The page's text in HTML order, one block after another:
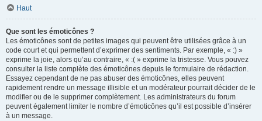
Haut
Que sont les émoticônes ?
Les émoticônes sont de petites images qui peuvent être utilisées grâce à un
code court et qui permettent d’exprimer des sentiments. Par exemple, « :) »
exprime la joie, alors qu’au contraire, « :( » exprime la tristesse. Vous pouvez
consulter la liste complète des émoticônes depuis le formulaire de rédaction.
Essayez cependant de ne pas abuser des émoticônes, elles peuvent
rapidement rendre un message illisible et un modérateur pourrait décider de le
modifier ou de le supprimer complètement. Les administrateurs du forum
peuvent également limiter le nombre d’émoticônes qu’il est possible d’insérer
à un message.